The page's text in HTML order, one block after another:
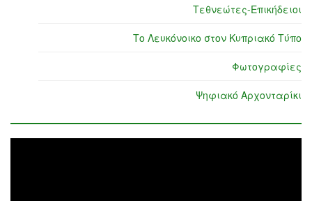
Τεθνεώτες-Επικήδειοι
Το Λευκόνοικο στον Κυπριακό Τύπο
Φωτογραφίες
Ψηφιακό Αρχονταρίκι